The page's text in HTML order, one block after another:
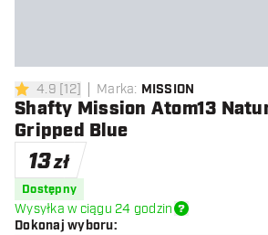
4.9 gwiazdki oceny
4.9 [12] Marka: MISSION
Shafty Mission Atom13
Gripped Blue
13zł
Dostępny
Wysyłka w ciągu 24 godzin
Dokonaj wyboru: